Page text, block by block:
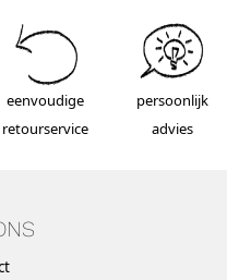
eenvoudige
retourservice
persoonlijk
advies